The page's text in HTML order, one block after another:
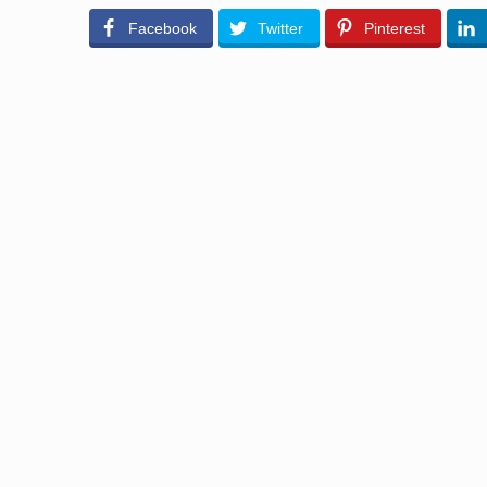
Facebook Twitter Pinterest